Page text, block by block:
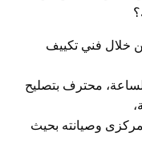
خلال فني تكييف
محترف بتصليح
وصيانته بحيث